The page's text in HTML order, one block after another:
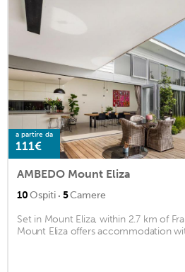
a partire da
111€
AMBEDO Mount Eliza
10Ospiti · 5Camere
Set in Mount Eliza, within 2.7 km of
Mount Eliza offers accommodation